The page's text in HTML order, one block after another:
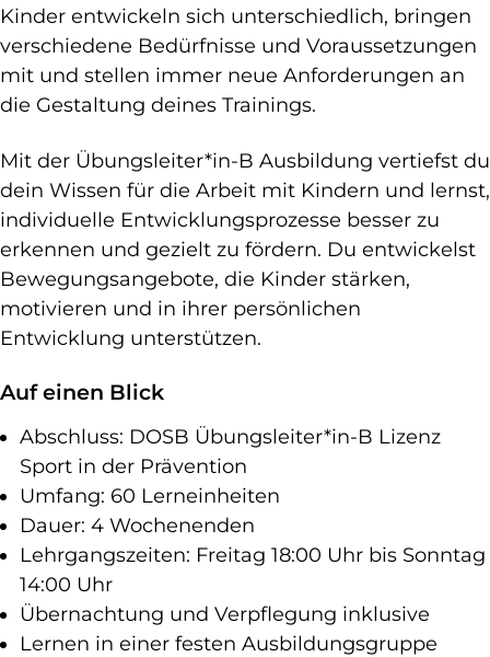
Kinder entwickeln sich unterschiedlich, bringen
verschiedene Bedürfnisse und Voraussetzungen
mit und stellen immer neue Anforderungen an
die Gestaltung deines Trainings.
Mit der Übungsleiter*in-B Ausbildung vertiefst du
dein Wissen für die Arbeit mit Kindern und lernst,
individuelle Entwicklungsprozesse besser zu
erkennen und gezielt zu fördern. Du entwickelst
Bewegungsangebote, die Kinder stärken,
motivieren und in ihrer persönlichen
Entwicklung unterstützen.
Auf einen Blick
Abschluss: DOSB Übungsleiter*in-B Lizenz
Sport in der Prävention
Umfang: 60 Lerneinheiten
Dauer: 4 Wochenenden
Lehrgangszeiten: Freitag 18:00 Uhr bis Sonntag
14:00 Uhr
Übernachtung und Verpflegung inklusive
Lernen in einer festen Ausbildungsgruppe